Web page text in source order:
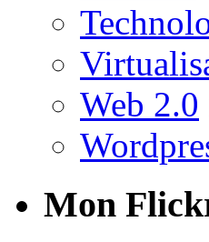
Web 2.0
Mon